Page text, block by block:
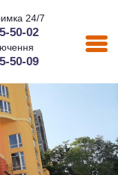
24/7
50-02
50-09